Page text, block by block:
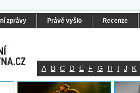
zprávy Právě vyšlo Recenze
A B C D E F G H I J K